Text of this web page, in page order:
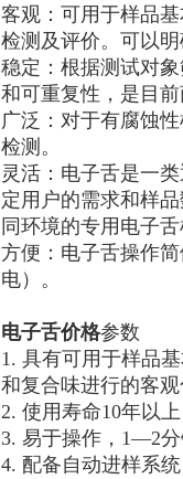
客观：可用于样品
检测及评价。可以
稳定：根据测试对
和可重复性，是目
广泛：对于有腐蚀
检测。
灵活：电子舌是一
定用户的需求和样
同环境的专用电子
方便：电子舌操作
电）。
电子舌价格参数
1. 具有可用于样品
和复合味进行的客
2. 使用寿命10年以
3. 易于操作，1—2
4. 配备自动进样系